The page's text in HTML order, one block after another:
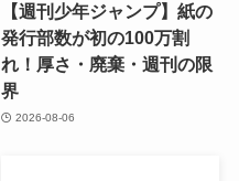
【週刊少年ジャンプ】紙の
発行部数が初の100万割
れ！厚さ・廃棄・週刊の限
界
2026-08-06